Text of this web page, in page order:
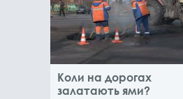
Коли на дорогах
залатають ями?